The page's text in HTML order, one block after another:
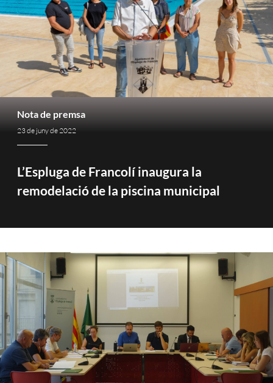
Nota de premsa
23 de juny de 2022
L’Espluga de Francolí inaugura la
remodelació de la piscina municipal